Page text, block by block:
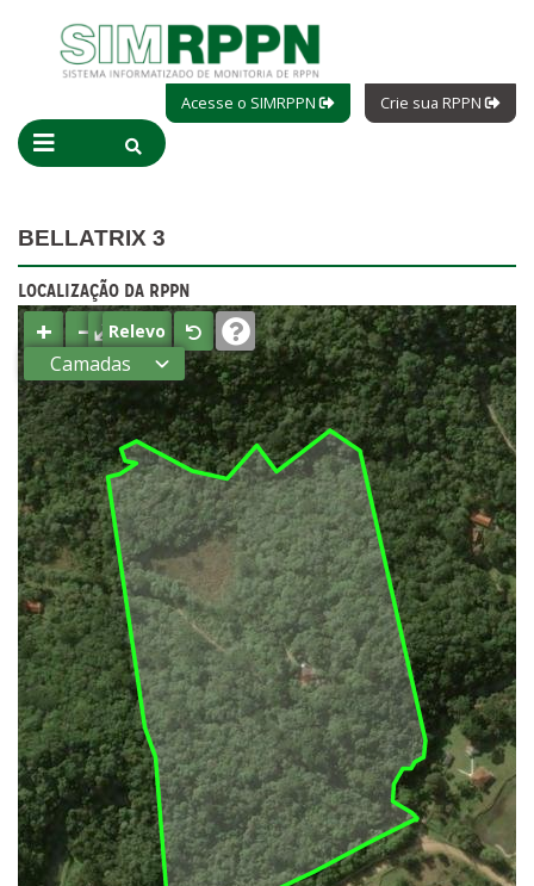
Acesse o SIMRPPN Crie sua RPPN
BELLATRIX 3
LOCALIZAÇÃO DA RPPN
+ −⤢Relevo
Camadas
Estados
Municípios
Terras
indígenas
(FUNAI)
UC Federal
UC Estaduais
UC
Municipais
Hidrografia
1:1.000.000
(ANA)
Biomas
(IBGE)
Vegetação
(IBGE)